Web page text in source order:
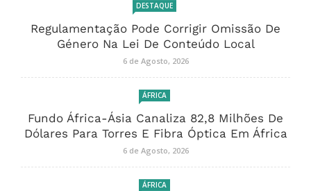
DESTAQUE
Regulamentação Pode Corrigir Omissão De
Género Na Lei De Conteúdo Local
6 de Agosto, 2026
ÁFRICA
Fundo África-Ásia Canaliza 82,8 Milhões De
Dólares Para Torres E Fibra Óptica Em África
6 de Agosto, 2026
ÁFRICA